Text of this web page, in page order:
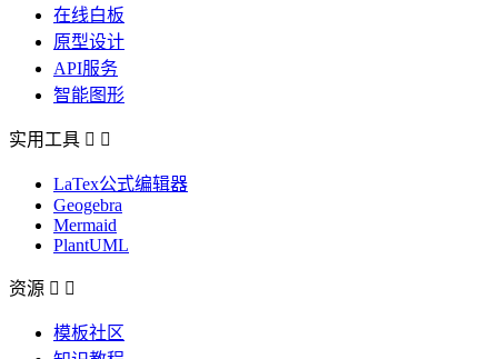
在线白板
原型设计
API服务
智能图形
实用工具  
LaTex公式编辑器
Geogebra
Mermaid
PlantUML
资源  
模板社区